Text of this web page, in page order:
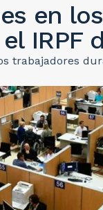
en
IRPF
trabajadores